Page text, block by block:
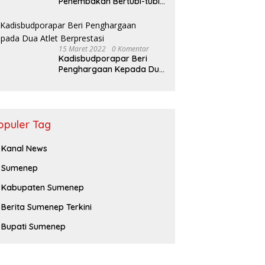
Polisi Langgar SOP?
15 Maret 2022 0 Komentar
Kadisbudporapar Beri
Penghargaan Kepada Dua
Tag
Kanal News
Sumenep
Kabupaten Sumenep
Berita Sumenep Terkini
Bupati Sumenep